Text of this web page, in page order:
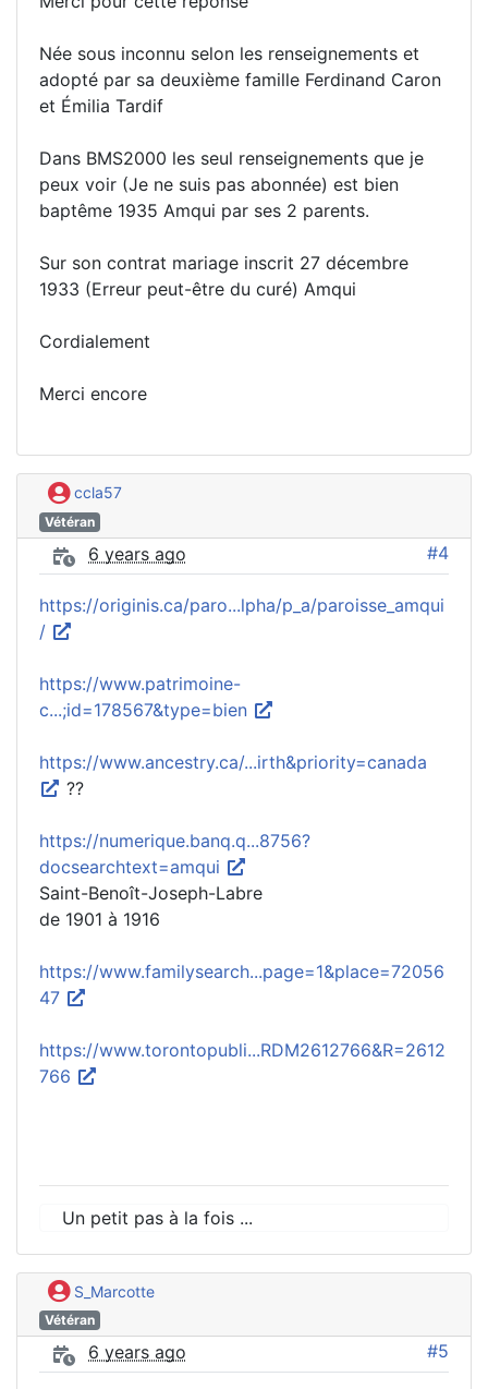
Née sous inconnu selon les renseignements et
adopté par sa deuxième famille Ferdinand Caron
et Émilia Tardif
Dans BMS2000 les seul renseignements que je
peux voir (Je ne suis pas abonnée) est bien
baptême 1935 Amqui par ses 2 parents.
Sur son contrat mariage inscrit 27 décembre
1933 (Erreur peut-être du curé) Amqui
Cordialement
Merci encore
ccla57
Vétéran
6 years ago #4
https://originis.ca/paro...lpha/p_a/paroisse_amqui
/
https://www.patrimoine-
c...;id=178567&type=bien
https://www.ancestry.ca/...irth&priority=canada
??
https://numerique.banq.q...8756?
docsearchtext=amqui
Saint-Benoît-Joseph-Labre
de 1901 à 1916
https://www.familysearch...page=1&place=72056
47
https://www.torontopubli...RDM2612766&R=2612
766
Un petit pas à la fois ...
S_Marcotte
Vétéran
6 years ago #5